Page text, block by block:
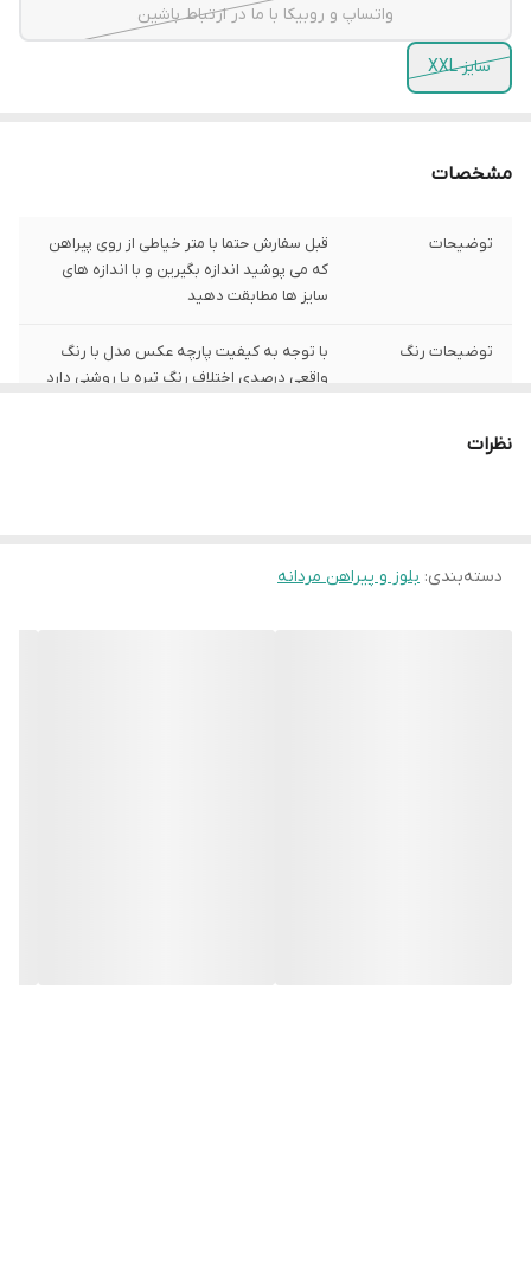
واتساپ و روبیکا با ما در ارتباط باشین
سایز XXL
مشخصات
توضیحات
قبل سفارش حتما با متر خیاطی از روی پیراهن
که می پوشید اندازه بگیرین و با اندازه های
سایز ها مطابقت دهید
توضیحات رنگ
با توجه به کیفیت پارچه عکس مدل با رنگ
واقعی درصدی اختلاف رنگ تیره یا روشنی دارد
شیوه اندازه گیرینظرات
دسته‌بندی: بلوز و پیراهن مردانه